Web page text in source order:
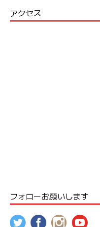
アクセス
フォローお願いします